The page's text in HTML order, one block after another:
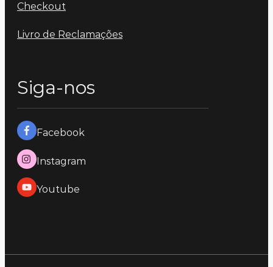
Checkout
Livro de Reclamações
Siga-nos
Facebook
Instagram
Youtube